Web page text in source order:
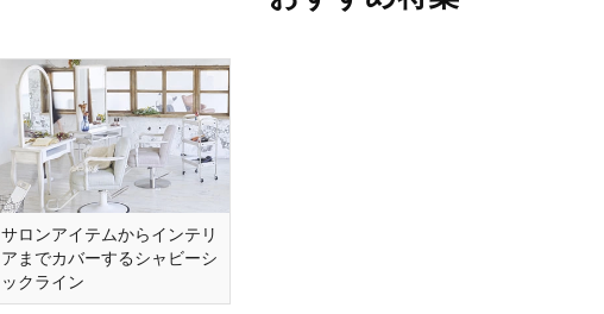
サロンアイテムからインテリ
アまでカバーするシャビーシ
ックライン